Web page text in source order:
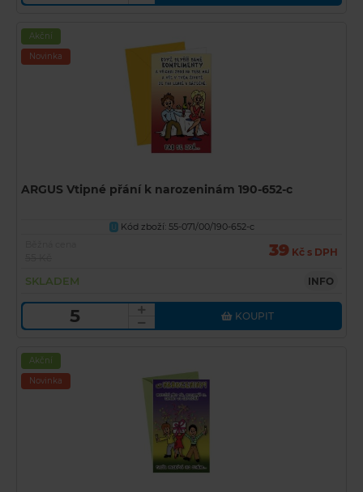
Akční
Novinka
ARGUS Vtipné přání k narozeninám 190-652-c
U Kód zboží: 55-071/00/190-652-c
39 Kč s DPH
SKLADEM INFO
KOUPIT
Akční
Novinka